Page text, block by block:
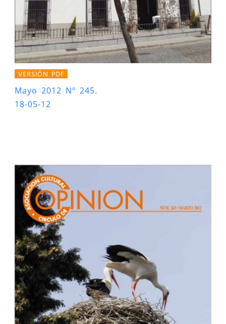
VERSIÓN PDF
Mayo 2012 Nº 245.
18-05-12